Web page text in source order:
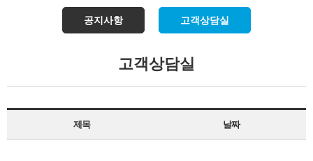
공지사항 고객상담실
고객상담실
제목 날짜